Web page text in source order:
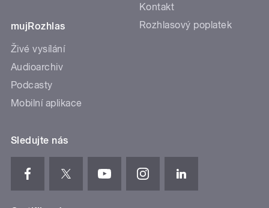
mujRozhlas
Živé vysílání
Audioarchiv
Podcasty
Mobilní aplikace
Kontakt
Rozhlasový poplatek
Sledujte nás